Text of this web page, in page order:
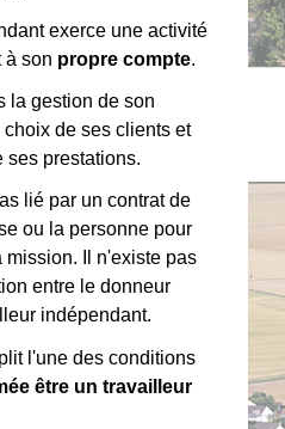
exerce une activité
à son propre compte.
la gestion de son
de ses clients et
ses prestations.
lié par un contrat de
ou la personne pour
mission. Il n'existe pas
entre le donneur
indépendant.
l'une des conditions
être un travailleur